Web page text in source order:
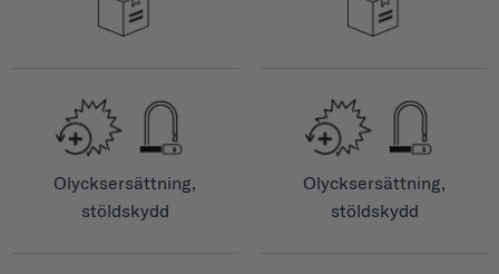
Olycksersättning,
stöldskydd
Olycksersättning,
stöldskydd